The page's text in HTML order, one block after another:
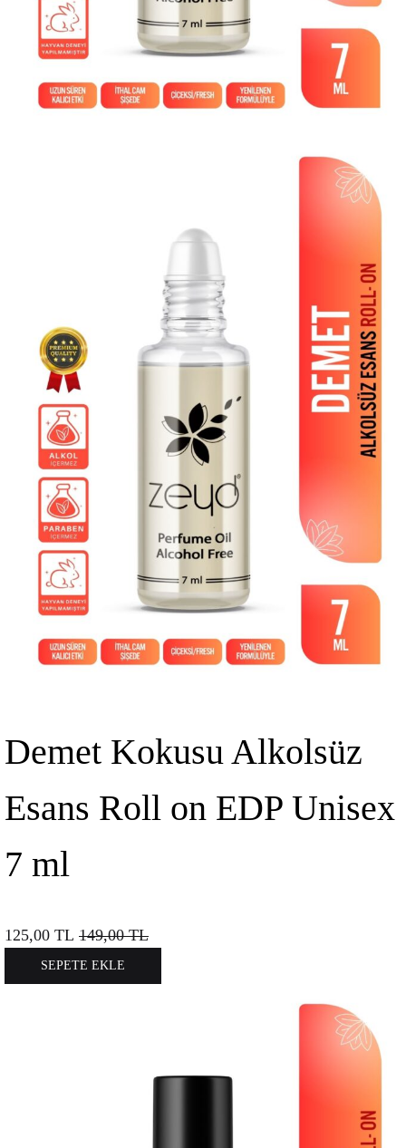
Demet Kokusu Alkolsüz
Esans Roll on EDP Unisex
7 ml
125,00 TL 149,00TL
SEPETE EKLE